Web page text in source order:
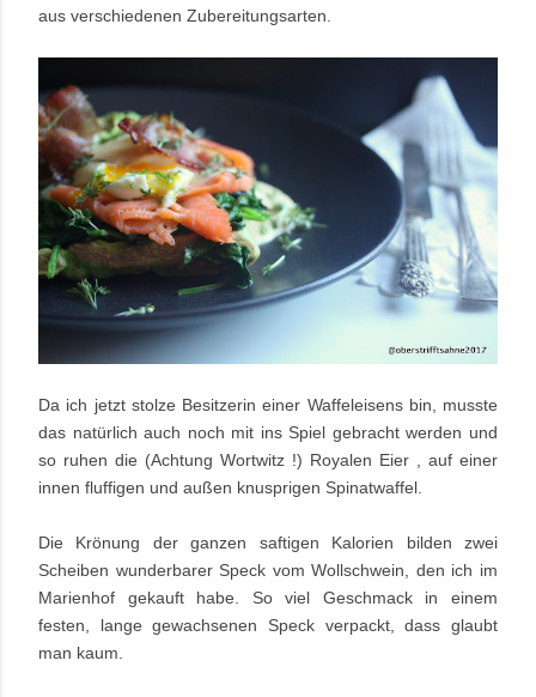
aus verschiedenen Zubereitungsarten.
Da ich jetzt stolze Besitzerin einer Waffeleisens bin, musste
das natürlich auch noch mit ins Spiel gebracht werden und
so ruhen die (Achtung Wortwitz !) Royalen Eier , auf einer
innen fluffigen und außen knusprigen Spinatwaffel.
Die Krönung der ganzen saftigen Kalorien bilden zwei
Scheiben wunderbarer Speck vom Wollschwein, den ich im
Marienhof gekauft habe. So viel Geschmack in einem
festen, lange gewachsenen Speck verpackt, dass glaubt
man kaum.